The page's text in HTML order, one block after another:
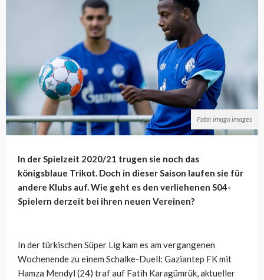
Foto: imago images
In der Spielzeit 2020/21 trugen sie noch das
königsblaue Trikot. Doch in dieser Saison laufen sie für
andere Klubs auf. Wie geht es den verliehenen S04-
Spielern derzeit bei ihren neuen Vereinen?
In der türkischen Süper Lig kam es am vergangenen
Wochenende zu einem Schalke-Duell: Gaziantep FK mit
Hamza Mendyl (24) traf auf Fatih Karagümrük, aktueller